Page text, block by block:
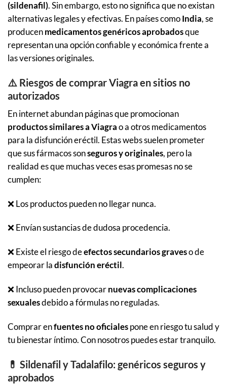
(sildenafil). Sin embargo, esto no significa que no existan
alternativas legales y efectivas. En países comoIndia, se
producenmedicamentos genéricos aprobadosque
representan una opción confiable y económica frente a
las versiones originales.
⚠️ Riesgos de comprar Viagra en sitios no
autorizados
En internet abundan páginas que promocionan
productos similares a Viagrao a otros medicamentos
para la disfunción eréctil. Estas webs suelen prometer
que sus fármacos sonseguros y originales, pero la
realidad es que muchas veces esas promesas no se
cumplen:
❌ Los productos pueden no llegar nunca.
❌ Envían sustancias de dudosa procedencia.
❌ Existe el riesgo deefectos secundarios graveso de
empeorar ladisfunción eréctil.
❌ Incluso pueden provocarnuevas complicaciones
sexualesdebido a fórmulas no reguladas.
Comprar enfuentes no oficialespone en riesgo tu salud y
tu bienestar íntimo. Con nosotros puedes estar tranquilo.
💊 Sildenafil y Tadalafilo: genéricos seguros y
aprobados